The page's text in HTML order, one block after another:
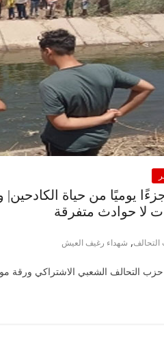
يوميًا من حياة
لا حوادث متفرقة
, شهداء رغيف العيش
التحالف الشعبي الاشتراكي ورقة